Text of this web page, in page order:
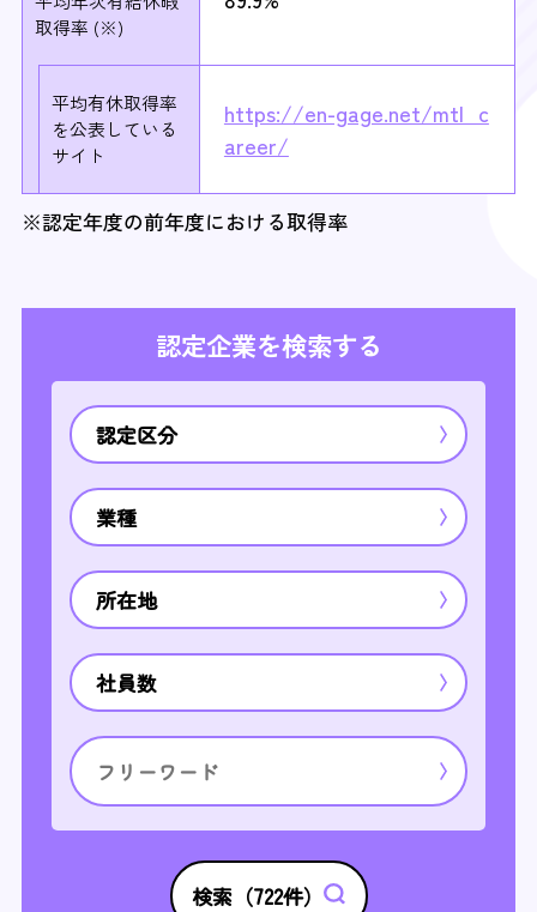
取得率 (※)
平均有休取得率
を公表している
サイト
https://en-gage.net/mtl_c
areer/
※認定年度の前年度における取得率
認定企業を検索する
認定区分
業種
所在地
社員数
検索（722件）